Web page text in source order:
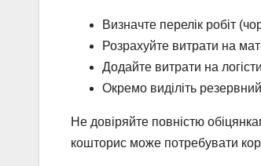
Визначте перелік робіт
Розрахуйте витрати на
Додайте витрати на
Окремо виділіть
Не довіряйте повністю
кошторис може потребувати